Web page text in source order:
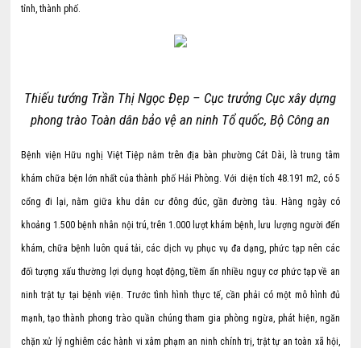
tỉnh, thành phố.
Thiếu tướng Trần Thị Ngọc Đẹp – Cục trưởng Cục xây dựng
phong trào Toàn dân bảo vệ an ninh Tổ quốc, Bộ Công an
Bệnh viện Hữu nghị Việt Tiệp nằm trên địa bàn phường Cát Dài, là trung tâm
khám chữa bện lớn nhất của thành phố Hải Phòng. Với diện tích 48.191 m2, có 5
cổng đi lại, nằm giữa khu dân cư đông đúc, gần đường tàu. Hàng ngày có
khoảng 1.500 bệnh nhân nội trú, trên 1.000 lượt khám bệnh, lưu lượng người đến
khám, chữa bệnh luôn quá tải, các dịch vụ phục vụ đa dạng, phức tạp nên các
đối tượng xấu thường lợi dụng hoạt động, tiềm ẩn nhiều nguy cơ phức tạp về an
ninh trật tự tại bệnh viện. Trước tình hình thực tế, cần phải có một mô hình đủ
mạnh, tạo thành phong trào quần chúng tham gia phòng ngừa, phát hiện, ngăn
chặn xử lý nghiêm các hành vi xâm phạm an ninh chính trị, trật tự an toàn xã hội,